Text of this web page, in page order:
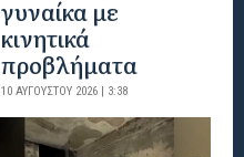
γυναίκα με
κινητικά
προβλήματα
10 ΑΥΓΟΎΣΤΟΥ 2026 | 3:38